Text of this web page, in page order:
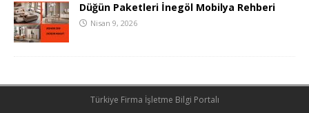
Düğün Paketleri İnegöl Mobilya Rehberi
Nisan 9, 2026
Türkiye Firma İşletme Bilgi Portalı